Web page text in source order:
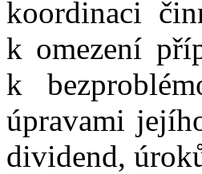
koordinaci
k omezení
k
úpravami
dividend,